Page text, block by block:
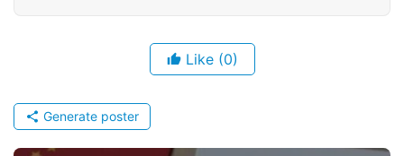
Like (0)
Generate poster